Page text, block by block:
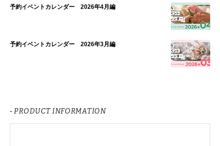
予約イベントカレンダー 2026年4月編
予約イベントカレンダー 2026年3月編
- PRODUCT INFORMATION